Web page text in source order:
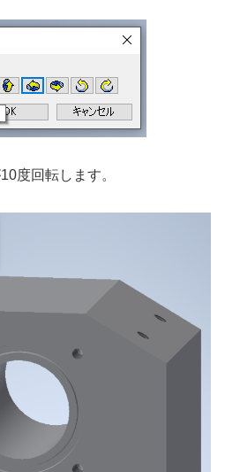
度回転します。